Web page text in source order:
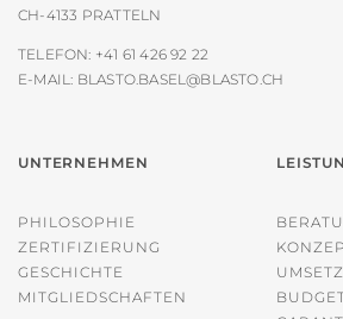
CH-4133 PRATTELN
TELEFON: +41 61 426 92 22
E-MAIL: BLASTO.BASEL@BLASTO.CH
UNTERNEHMEN
PHILOSOPHIE
ZERTIFIZIERUNG
GESCHICHTE
MITGLIEDSCHAFTEN